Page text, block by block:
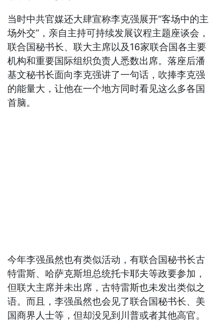
当时中共官媒还大肆宣称李克强展开“客场中的主
场外交”，亲自主持可持续发展议程主题座谈会，
联合国秘书长、联大主席以及16家联合国各主要
机构和重要国际组织负责人悉数出席。落座后潘
基文秘书长面向李克强讲了一句话，吹捧李克强
的能量大，让他在一个地方同时看见这么多各国
首脑。
今年李强虽然也有类似活动，有联合国秘书长古
特雷斯、哈萨克斯坦总统托卡耶夫等政要参加，
但联大主席并未出席，古特雷斯也未发出类似之
语。而且，李强虽然也会见了联合国秘书长、美
国商界人士等，但却没见到川普或者其他高官。